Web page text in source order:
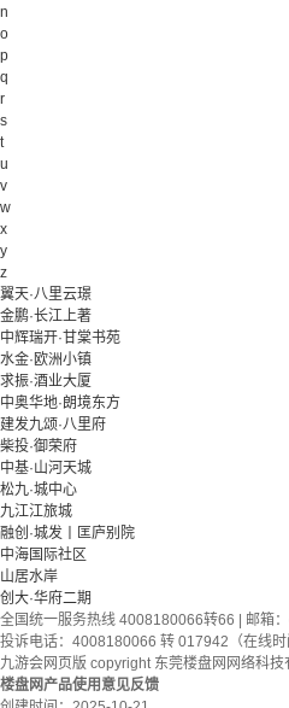
n
o
p
q
r
s
t
u
v
w
x
y
z
翼天·八里云璟
金鹏·长江上著
中辉瑞开·甘棠书苑
水金·欧洲小镇
求振·酒业大厦
中奥华地·朗境东方
建发九颂·八里府
柴投·御荣府
中基·山河天城
松九·城中心
九江江旅城
融创·城发丨匡庐别院
中海国际社区
山居水岸
创大·华府二期
全国统一服务热线 4008180066转66 | 邮箱：
投诉电话：4008180066 转 017942（在线时
九游会网页版 copyright 东莞楼盘网网络科技
楼盘网产品使用意见反馈